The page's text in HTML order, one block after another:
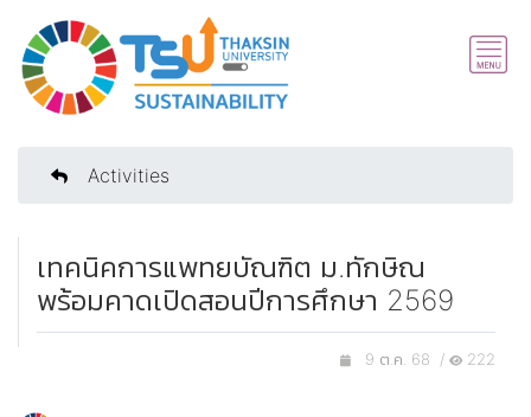
Activities
เทคนิคการแพทยบัณฑิต ม.ทักษิณ
พร้อมคาดเปิดสอนปีการศึกษา 2569
9 ต.ค. 68 / 222